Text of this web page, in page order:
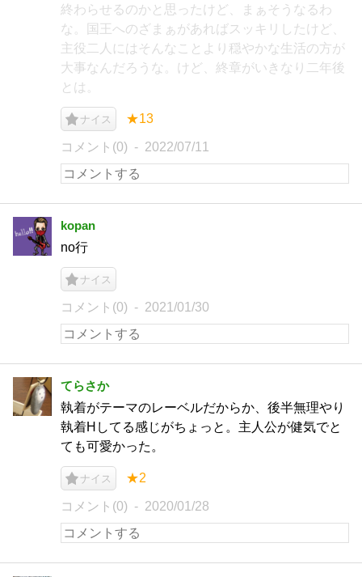
終わらせるのかと思ったけど、まぁそうなるわ
な。国王へのざまぁがあればスッキリしたけど、
主役二人にはそんなことより穏やかな生活の方が
大事なんだろうな。けど、終章がいきなり二年後
とは。
ナイス ★13
コメント(0) 2022/07/11
kopan
no行
ナイス
コメント(0) 2021/01/30
てらさか
執着がテーマのレーベルだからか、後半無理やり
執着Hしてる感じがちょっと。主人公が健気でと
ても可愛かった。
ナイス ★2
コメント(0) 2020/01/28